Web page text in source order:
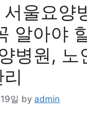
울요양
알아야
병원, 노
일 by admin